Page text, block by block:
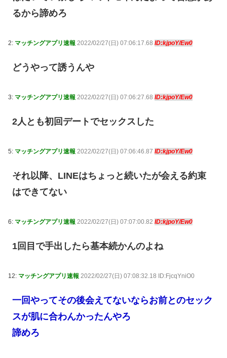
るから諦めろ
2: マッチングアプリ速報 2022/02/27(日) 07:06:17.68 ID:kjpoY/Ew0
どうやって誘うんや
3: マッチングアプリ速報 2022/02/27(日) 07:06:27.68 ID:kjpoY/Ew0
2人とも初回デートでセックスした
5: マッチングアプリ速報 2022/02/27(日) 07:06:46.87 ID:kjpoY/Ew0
それ以降、LINEはちょっと続いたが会える約束
はできてない
6: マッチングアプリ速報 2022/02/27(日) 07:07:00.82 ID:kjpoY/Ew0
1回目で手出したら基本続かんのよね
12: マッチングアプリ速報 2022/02/27(日) 07:08:32.18 ID:FjcqYniO0
一回やってその後会えてないならお前とのセック
スが肌に合わんかったんやろ
諦めろ